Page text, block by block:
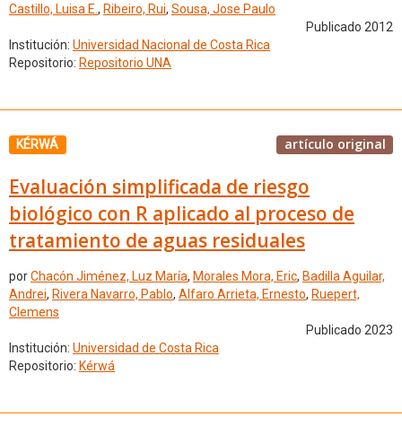
Castillo, Luisa E., Ribeiro, Rui, Sousa, Jose Paulo
Publicado 2012
Institución: Universidad Nacional de Costa Rica
Repositorio: Repositorio UNA
KÉRWÁ artículo original
Evaluación simplificada de riesgo
biológico con R aplicado al proceso de
tratamiento de aguas residuales
porChacón Jiménez, Luz María, Morales Mora, Eric, Badilla Aguilar,
Andrei, Rivera Navarro, Pablo, Alfaro Arrieta, Ernesto, Ruepert,
Clemens
Publicado 2023
Institución: Universidad de Costa Rica
Repositorio: Kérwá